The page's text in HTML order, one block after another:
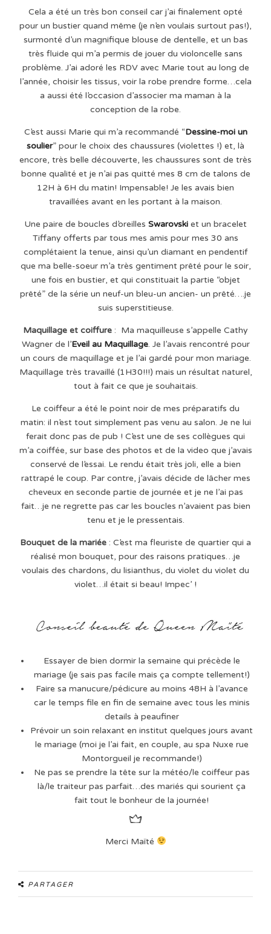
Cela a été un très bon conseil car j’ai finalement opté
pour un bustier quand même (je n’en voulais surtout pas!),
surmonté d’un magnifique blouse de dentelle, et un bas
très fluide qui m’a permis de jouer du violoncelle sans
problème. J’ai adoré les RDV avec Marie tout au long de
l’année, choisir les tissus, voir la robe prendre forme…cela
a aussi été l’occasion d’associer ma maman à la
conception de la robe.
C’est aussi Marie qui m’a recommandé “Dessine-moi un
soulier” pour le choix des chaussures (violettes !) et, là
encore, très belle découverte, les chaussures sont de très
bonne qualité et je n’ai pas quitté mes 8 cm de talons de
12H à 6H du matin! Impensable! Je les avais bien
travaillées avant en les portant à la maison.
Une paire de boucles d’oreilles Swarovski et un bracelet
Tiffany offerts par tous mes amis pour mes 30 ans
complétaient la tenue, ainsi qu’un diamant en pendentif
que ma belle-soeur m’a très gentiment prêté pour le soir,
une fois en bustier, et qui constituait la partie “objet
prêté” de la série un neuf-un bleu-un ancien- un prêté….je
suis superstitieuse.
Maquillage et coiffure : Ma maquilleuse s’appelle Cathy
Wagner de l’Eveil au Maquillage. Je l’avais rencontré pour
un cours de maquillage et je l’ai gardé pour mon mariage.
Maquillage très travaillé (1H30!!!) mais un résultat naturel,
tout à fait ce que je souhaitais.
Le coiffeur a été le point noir de mes préparatifs du
matin: il n’est tout simplement pas venu au salon. Je ne lui
ferait donc pas de pub ! C’est une de ses collègues qui
m’a coiffée, sur base des photos et de la video que j’avais
conservé de l’essai. Le rendu était très joli, elle a bien
rattrapé le coup. Par contre, j’avais décide de lâcher mes
cheveux en seconde partie de journée et je ne l’ai pas
fait…je ne regrette pas car les boucles n’avaient pas bien
tenu et je le pressentais.
Bouquet de la mariée : C’est ma fleuriste de quartier qui a
réalisé mon bouquet, pour des raisons pratiques…je
voulais des chardons, du lisianthus, du violet du violet du
violet…il était si beau! Impec’ !
Essayer de bien dormir la semaine qui précède le
mariage (je sais pas facile mais ça compte tellement!)
Faire sa manucure/pédicure au moins 48H à l’avance
car le temps file en fin de semaine avec tous les minis
details à peaufiner
Prévoir un soin relaxant en institut quelques jours avant
le mariage (moi je l’ai fait, en couple, au spa Nuxe rue
Montorgueil je recommande!)
Ne pas se prendre la tête sur la météo/le coiffeur pas
là/le traiteur pas parfait…des mariés qui sourient ça
fait tout le bonheur de la journée!
Merci Maïté
PARTAGER